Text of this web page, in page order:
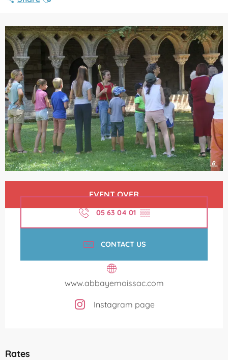
EVENT OVER
05 63 04 01 ▒▒
CONTACT US
www.abbayemoissac.com
Instagram page
Rates